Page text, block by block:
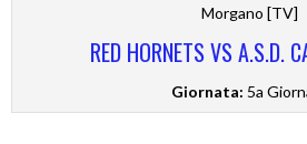
Morgano [TV]
RED HORNETS VS A.S.D.
Giornata: 5a